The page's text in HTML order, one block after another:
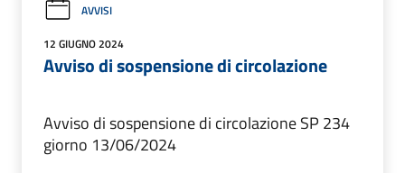
AVVISI
12 GIUGNO 2024
Avviso di sospensione di circolazione
Avviso di sospensione di circolazione SP 234
giorno 13/06/2024